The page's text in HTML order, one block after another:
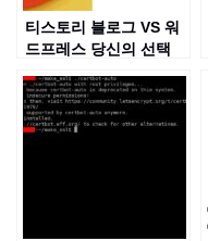
티스토리 블로그 VS 워
드프레스 당신의 선택